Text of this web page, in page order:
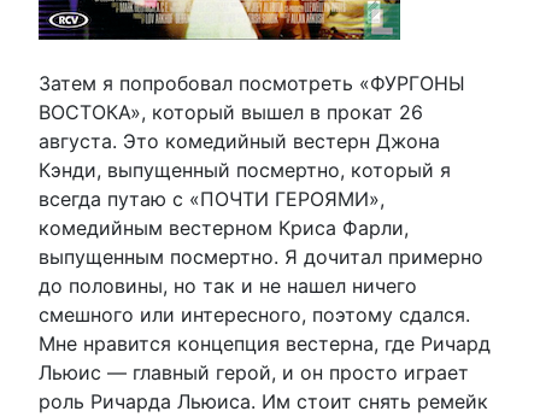
Затем я попробовал посмотреть «ФУРГОНЫ
ВОСТОКА», который вышел в прокат 26
августа. Это комедийный вестерн Джона
Кэнди, выпущенный посмертно, который я
всегда путаю с «ПОЧТИ ГЕРОЯМИ»,
комедийным вестерном Криса Фарли,
выпущенным посмертно. Я дочитал примерно
до половины, но так и не нашел ничего
смешного или интересного, поэтому сдался.
Мне нравится концепция вестерна, где Ричард
Льюис — главный герой, и он просто играет
роль Ричарда Льюиса. Им стоит снять ремейк